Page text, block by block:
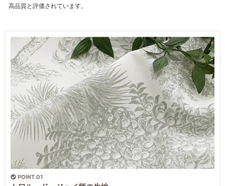
高品質と評価されています。
POINT.01